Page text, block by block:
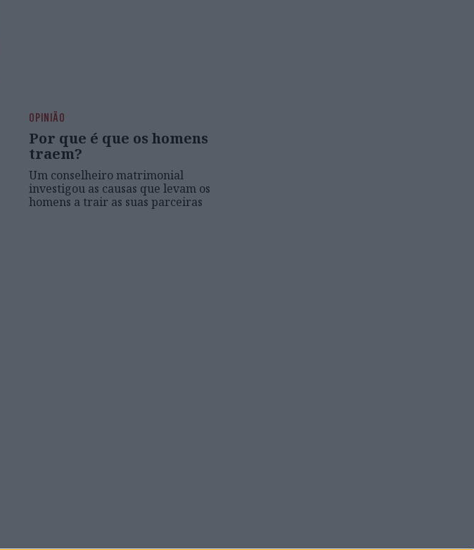
OPINIÃO
Por que é que os homens
traem?
Um conselheiro matrimonial
investigou as causas que levam os
homens a trair as suas parceiras